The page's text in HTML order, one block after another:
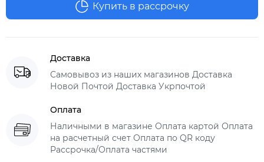
Купить в рассрочку
Доставка
Самовывоз из наших магазинов Доставка
Новой Почтой Доставка Укрпочтой
Оплата
Наличными в магазине Оплата картой Оплата
на расчетный счет Оплата по QR коду
Рассрочка/Оплата частями